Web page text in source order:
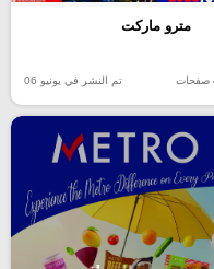
مترو ماركت
تم النشر في يونيو 06